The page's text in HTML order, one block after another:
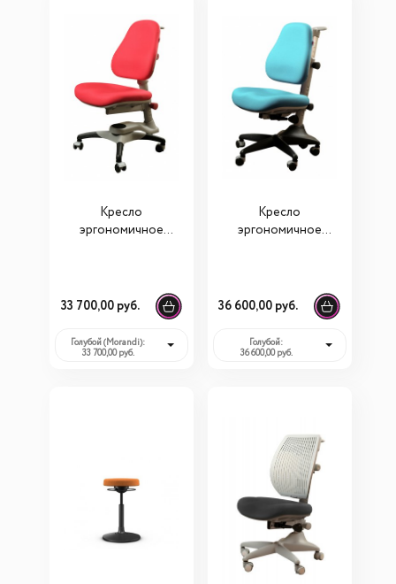
Кресло
эргономичное
33 700,00 руб.
Голубой (Morandi):
33 700,00 руб.
Кресло
эргономичное
36 600,00 руб.
Голубой:
36 600,00 руб.